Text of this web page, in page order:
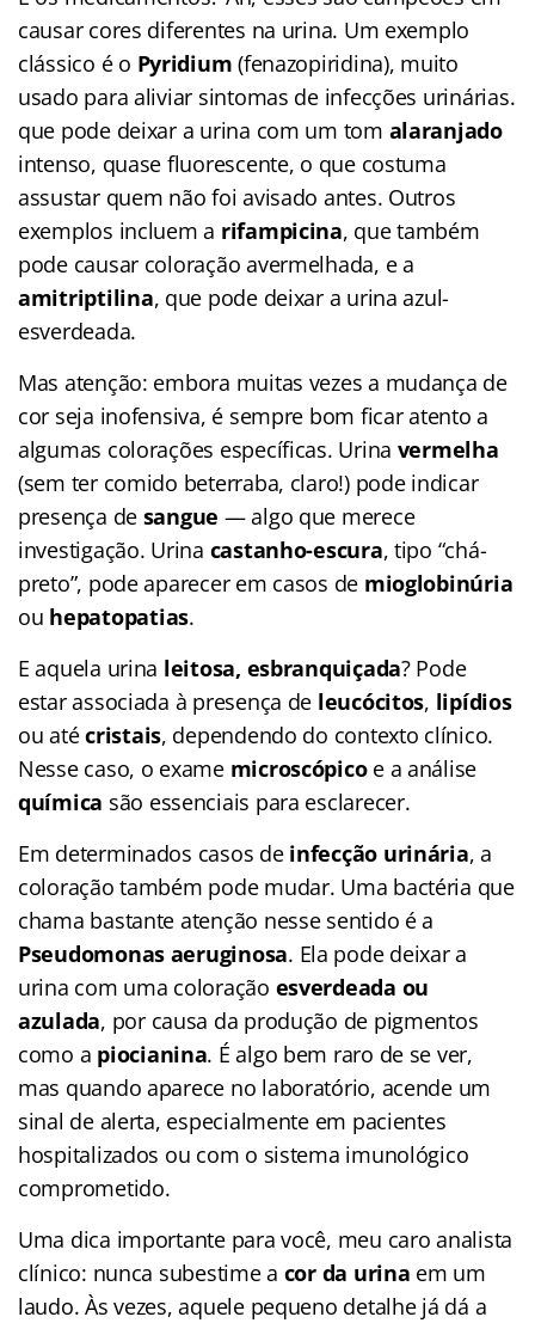
causar cores diferentes na urina. Um exemplo
clássico é o Pyridium (fenazopiridina), muito
usado para aliviar sintomas de infecções urinárias.
que pode deixar a urina com um tom alaranjado
intenso, quase fluorescente, o que costuma
assustar quem não foi avisado antes. Outros
exemplos incluem a rifampicina, que também
pode causar coloração avermelhada, e a
amitriptilina, que pode deixar a urina azul-
esverdeada.
Mas atenção: embora muitas vezes a mudança de
cor seja inofensiva, é sempre bom ficar atento a
algumas colorações específicas. Urina vermelha
(sem ter comido beterraba, claro!) pode indicar
presença de sangue — algo que merece
investigação. Urina castanho-escura, tipo “chá-
preto”, pode aparecer em casos de mioglobinúria
ou hepatopatias.
E aquela urina leitosa, esbranquiçada? Pode
estar associada à presença de leucócitos, lipídios
ou atécristais, dependendo do contexto clínico.
Nesse caso, o exame microscópicoe a análise
química são essenciais para esclarecer.
Em determinados casos de infecção urinária, a
coloração também pode mudar. Uma bactéria que
chama bastante atenção nesse sentido é a
Pseudomonas aeruginosa. Ela pode deixar a
urina com uma coloração esverdeada ou
azulada, por causa da produção de pigmentos
como a piocianina. É algo bem raro de se ver,
mas quando aparece no laboratório, acende um
sinal de alerta, especialmente em pacientes
hospitalizados ou com o sistema imunológico
comprometido.
Uma dica importante para você, meu caro analista
clínico: nunca subestime a cor da urina em um
laudo. Às vezes, aquele pequeno detalhe já dá a